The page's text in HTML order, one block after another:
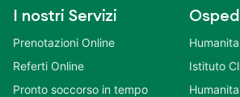
I nostri Servizi
Prenotazioni Online
Referti Online
Pronto soccorso in tempo
Istituto